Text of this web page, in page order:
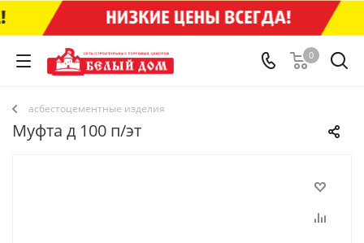
0
асбестоцементные изделия
Муфта д 100 п/эт